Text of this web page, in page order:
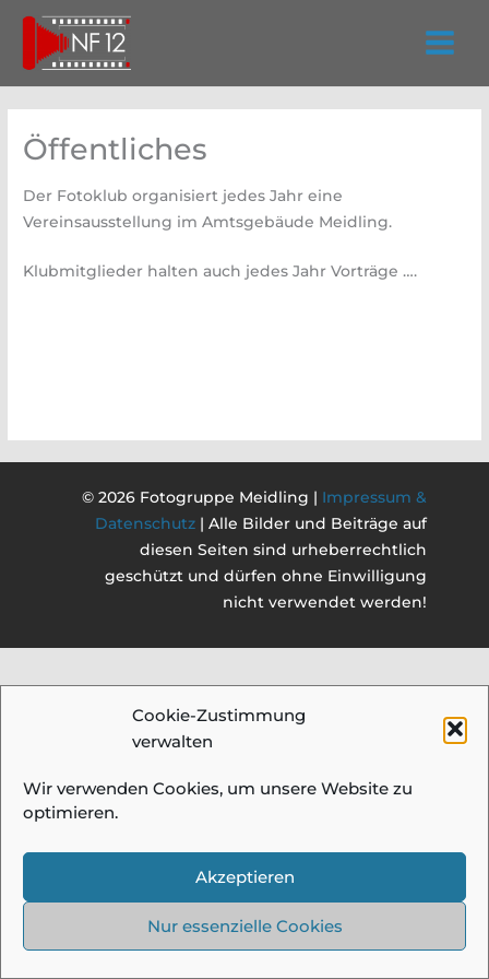
Cookie-Zustimmung
verwalten
Wir verwenden Cookies, um unsere Website zu
optimieren.
Akzeptieren
Nur essenzielle Cookies
springen
Öffentliches
Der Fotoklub organisiert jedes Jahr eine
Vereinsausstellung im Amtsgebäude Meidling.
Klubmitglieder halten auch jedes Jahr Vorträge ….
© 2026 Fotogruppe Meidling | Impressum &
Datenschutz| Alle Bilder und Beiträge auf
diesen Seiten sind urheberrechtlich
geschützt und dürfen ohne Einwilligung
nicht verwendet werden!